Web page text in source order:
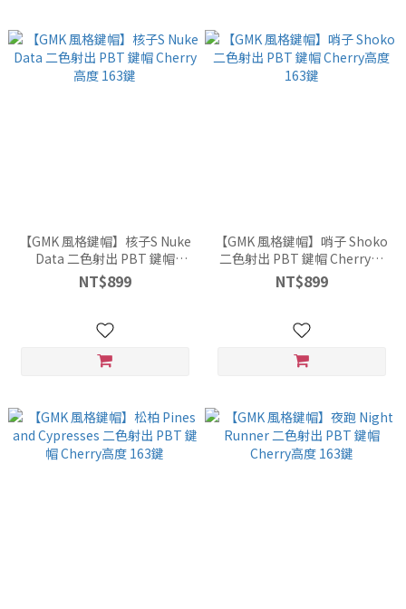
【GMK 風格鍵帽】核子S Nuke
Data 二色射出 PBT 鍵帽
Cherry高度 163鍵
NT$899
【GMK 風格鍵帽】哨子 Shoko
二色射出 PBT 鍵帽 Cherry高
度 163鍵
NT$899